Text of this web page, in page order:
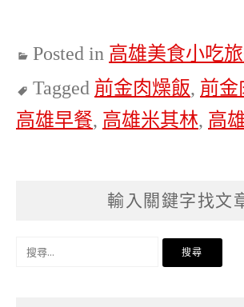
Posted in 高雄美食小吃
Tagged 前金肉燥飯, 前金
高雄早餐, 高雄米其林, 高
輸入關鍵字找文
搜